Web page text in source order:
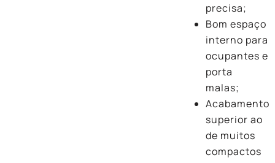
precisa;
Bom espaço
interno para
ocupantes e
porta
malas;
Acabamento
superior ao
de muitos
compactos